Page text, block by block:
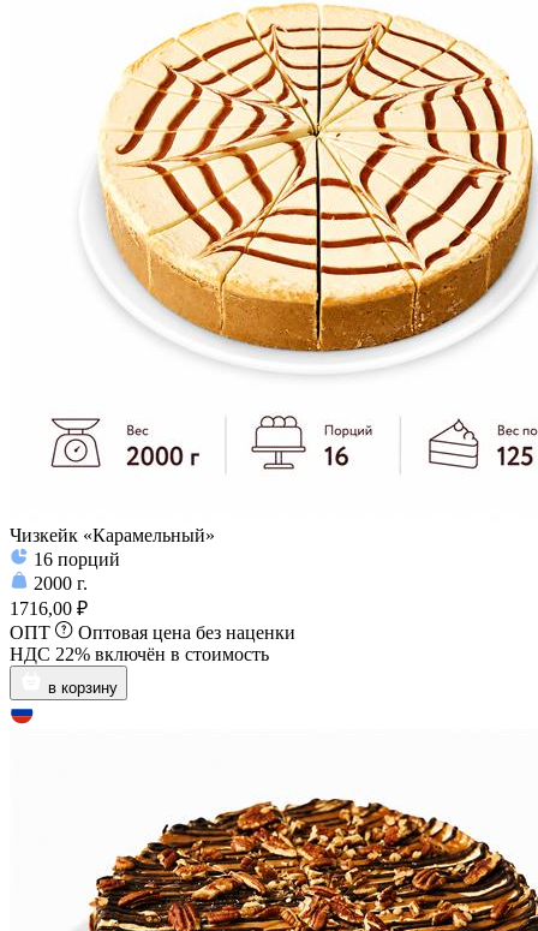
Чизкейк «Карамельный»
16 порций
2000 г.
1716,00 ₽
ОПТ
Оптовая цена без наценки
НДС 22% включён в стоимость
в корзину